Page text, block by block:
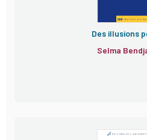
Des illusions
Selma